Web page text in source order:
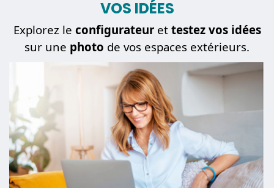
VOS IDÉES
Explorez le configurateuret testez vos idées
sur une photo de vos espaces extérieurs.